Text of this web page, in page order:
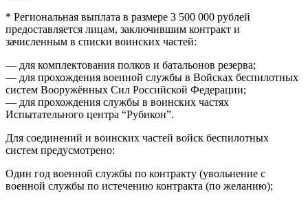
* Региональная выплата в размере 3 500 000 рублей
предоставляется лицам, заключившим контракт и
зачисленным в списки воинских частей:
— для комплектования полков и батальонов резерва;
— для прохождения военной службы в Войсках беспилотных
систем Вооружённых Сил Российской Федерации;
— для прохождения службы в воинских частях
Испытательного центра “Рубикон”.
Для соединений и воинских частей войск беспилотных
систем предусмотрено:
Один год военной службы по контракту (увольнение с
военной службы по истечению контракта (по желанию);